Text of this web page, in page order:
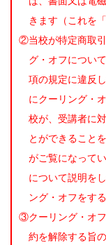
きます（これを
②当校が特定商取
グ・オフについ
項の規定に違反
にクーリング・
校が、受講者に
とができること
がご覧になって
について説明を
ング・オフをす
③クーリング・オ
約を解除する旨